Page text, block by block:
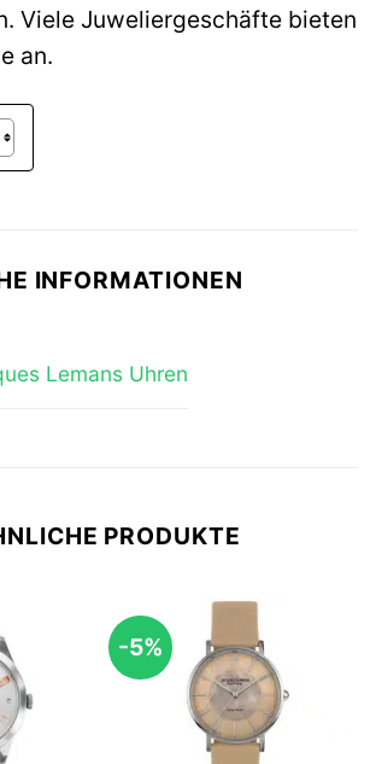
Viele Juweliergeschäfte bieten
an.
INFORMATIONEN
Lemans Uhren
PRODUKTE
-5%